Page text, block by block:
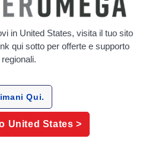
dei materiali
in United States, visita il tuo sito
qui sotto per offerte e supporto
regionali.
Qui.
United States >